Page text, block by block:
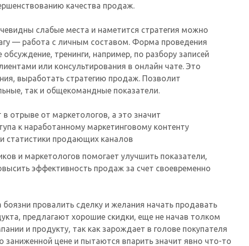
качества продаж.
слабые места и наметится стратегия можно
— работа с личным составом. Форма проведения
тренинги, например, по разбору записей
или консультирования в онлайн чате. Это
выработать стратегию продаж. Позволит
так и общекомандные показатели.
отрыве от маркетологов, а это значит
к наработанному маркетинговому контенту
статистики продающих каналов
и маркетологов помогает улучшить показатели,
эффективность продаж за счет своевременно
провалить сделку и желания начать продавать
предлагают хорошие скидки, еще не начав толком
и продукту, так как зарождает в голове покупателя
заниженной цене и пытаются впарить значит явно что-то